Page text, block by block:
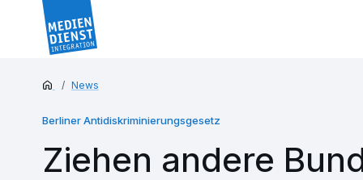
News
Berliner Antidiskriminierungsgesetz
Ziehen andere